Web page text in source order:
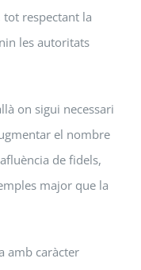
tot respectant la
les autoritats
on sigui necessari
el nombre
de fidels,
major que la
amb caràcter